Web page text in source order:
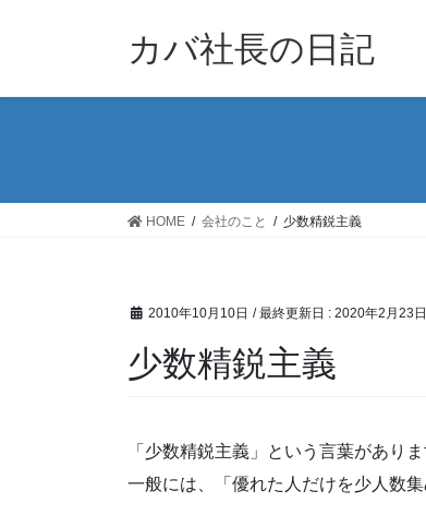
カバ社長の日記
HOME 会社のこと 少数精鋭主義
2010年10月10日 / 最終更新日 : 2020年2月23日
少数精鋭主義
「少数精鋭主義」という言葉がありま
一般には、「優れた人だけを少人数集